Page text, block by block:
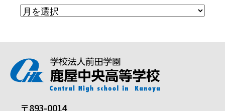
ア
ブ
〒893-0014